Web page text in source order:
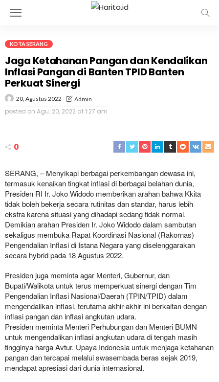
KOTA SERANG
Jaga Ketahanan Pangan dan Kendalikan
Inflasi Pangan di Banten TPID Banten
Perkuat Sinergi
20, Agustus 2022 Admin
posted on Agu. 20, 2022 at 1:27 am
0
SERANG, – Menyikapi berbagai perkembangan dewasa ini,
termasuk kenaikan tingkat inflasi di berbagai belahan dunia,
Presiden RI Ir. Joko Widodo memberikan arahan bahwa Kkita
tidak boleh bekerja secara rutinitas dan standar, harus lebih
ekstra karena situasi yang dihadapi sedang tidak normal.
Demikian arahan Presiden Ir. Joko Widodo dalam sambutan
sekaligus membuka Rapat Koordinasi Nasional (Rakornas)
Pengendalian Inflasi di Istana Negara yang diselenggarakan
secara hybrid pada 18 Agustus 2022.
Presiden juga meminta agar Menteri, Gubernur, dan
Bupati/Walikota untuk terus memperkuat sinergi dengan Tim
Pengendalian Inflasi Nasional/Daerah (TPIN/TPID) dalam
mengendalikan inflasi, terutama akhir-akhir ini berkaitan dengan
inflasi pangan dan inflasi angkutan udara.
Presiden meminta Menteri Perhubungan dan Menteri BUMN
untuk mengendalikan inflasi angkutan udara di tengah masih
tingginya harga Avtur. Upaya Indonesia untuk menjaga ketahanan
pangan dan tercapai melalui swasembada beras sejak 2019,
mendapat apresiasi dari dunia internasional.